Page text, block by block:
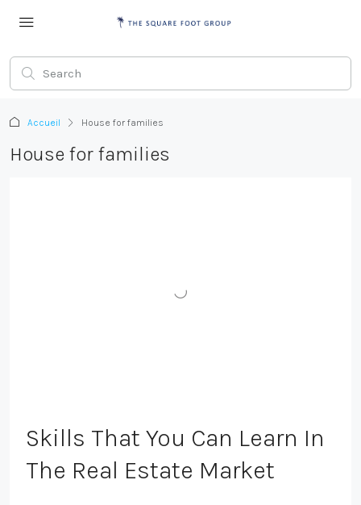
Accueil House for families
House for families
Skills That You Can Learn In
The Real Estate Market